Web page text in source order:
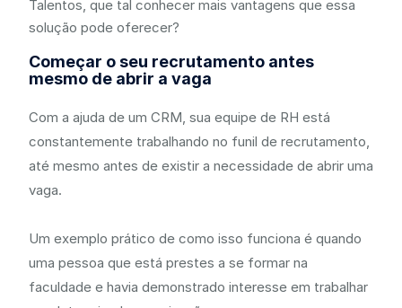
Talentos, que tal conhecer mais vantagens que essa
solução pode oferecer?
Começar o seu recrutamento antes
mesmo de abrir a vaga
Com a ajuda de um CRM, sua equipe de RH está
constantemente trabalhando no funil de recrutamento,
até mesmo antes de existir a necessidade de abrir uma
vaga.
Um exemplo prático de como isso funciona é quando
uma pessoa que está prestes a se formar na
faculdade e havia demonstrado interesse em trabalhar